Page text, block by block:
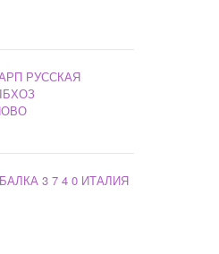
РУССКАЯ
3 7 4 0 ИТАЛИЯ